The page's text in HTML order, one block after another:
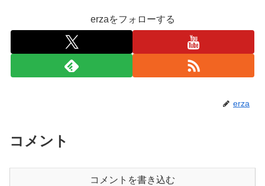
erzaをフォローする
erza
コメント
コメントを書き込む